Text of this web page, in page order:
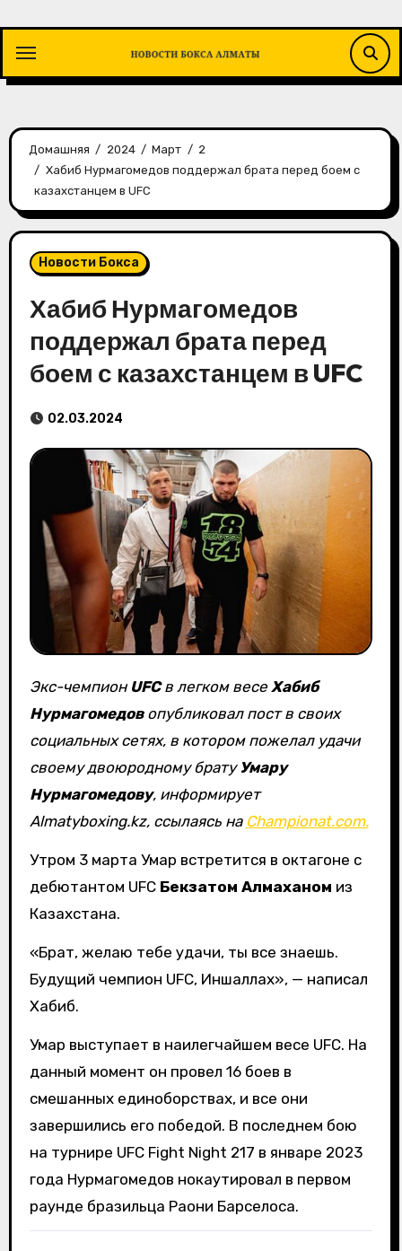
содержимому
Домашняя 2024 Март
2
Хабиб Нурмагомедов поддержал брата перед боем с
казахстанцем в UFC
Новости Бокса
Хабиб Нурмагомедов
поддержал брата перед
боем с казахстанцем в UFC
02.03.2024
Экс-чемпион UFCв легком весе Хабиб
Нурмагомедовопубликовал пост в своих
социальных сетях, в котором пожелал удачи
своему двоюродному брату Умару
Нурмагомедову, информирует
Almatyboxing.kz, ссылаясь на Championat.com.
Утром 3 марта Умар встретится в октагоне с
дебютантом UFC Бекзатом Алмаханом из
Казахстана.
«Брат, желаю тебе удачи, ты все знаешь.
Будущий чемпион UFC, Иншаллах», — написал
Хабиб.
Умар выступает в наилегчайшем весе UFC. На
данный момент он провел 16 боев в
смешанных единоборствах, и все они
завершились его победой. В последнем бою
на турнире UFC Fight Night 217 в январе 2023
года Нурмагомедов нокаутировал в первом
раунде бразильца Раони Барселоса.